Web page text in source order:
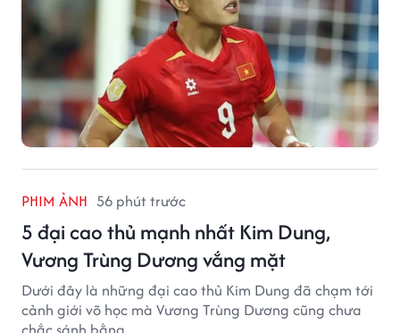
PHIM ẢNH 56 phút trước
5 đại cao thủ mạnh nhất Kim Dung,
Vương Trùng Dương vắng mặt
Dưới đây là những đại cao thủ Kim Dung đã chạm tới
cảnh giới võ học mà Vương Trùng Dương cũng chưa